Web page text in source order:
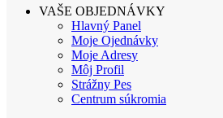
VAŠE OBJEDNÁVKY
Hlavný Panel
Moje Ojednávky
Moje Adresy
Môj Profil
Strážny Pes
Centrum súkromia